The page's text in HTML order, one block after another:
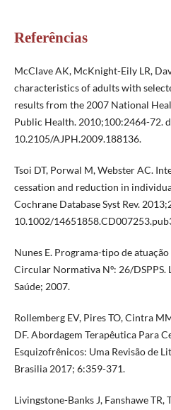
Referências
McClave AK, McKnight-Eily LR,
characteristics of adults with
results from the 2007 National
Public Health. 2010;100:2464-72.
10.2105/AJPH.2009.188136.
Tsoi DT, Porwal M, Webster AC.
cessation and reduction in
Cochrane Database Syst Rev.
10.1002/
Nunes E. Programa-tipo de atuação
Circular Normativa Nº: 26/DSPPS.
Saúde; 2007.
Rollemberg EV, Pires TO, Cintra
DF. Abordagem Terapêutica Para
Esquizofrênicos: Uma Revisão de
Brasilia 2017; 6:359-371.
Livingstone-Banks J, Fanshawe